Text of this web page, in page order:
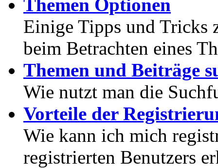
Themen Optionen
Einige Tipps und Tricks
beim Betrachten eines
Themen und Beiträge
Wie nutzt man die
Vorteile der
Wie kann ich mich
registrierten Benutzers